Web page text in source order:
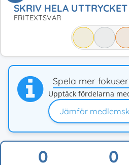
SKRIV HELA
FRITEXTSVAR
Spela mer
Upptäck fördelarna
Jämför